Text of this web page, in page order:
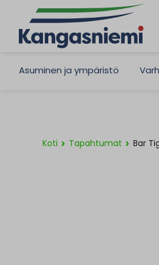
Asuminen ja ympäristö
Koti Tapahtumat Bar